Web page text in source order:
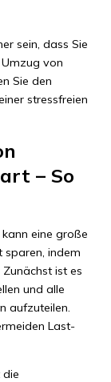
sein, dass Sie
von
Sie den
stressfreien
– So
eine große
sparen, indem
ist es
und alle
aufzuteilen.
Last-
die